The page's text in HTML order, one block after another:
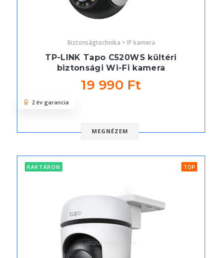
Biztonságtechnika > IP kamera
TP-LINK Tapo C520WS kültéri
biztonsági Wi-Fi kamera
19 990 Ft
MEGNÉZEM
2 év garancia
RAKTÁRON TOP